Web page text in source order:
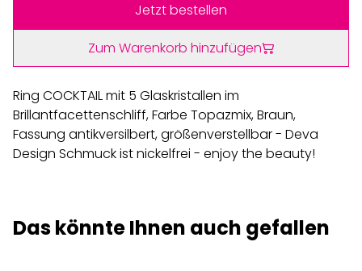
Jetzt bestellen
Zum Warenkorb hinzufügen
Ring COCKTAIL mit 5 Glaskristallen im
Brillantfacettenschliff, Farbe Topazmix, Braun,
Fassung antikversilbert, größenverstellbar - Deva
Design Schmuck ist nickelfrei - enjoy the beauty!
Das könnte Ihnen auch gefallen